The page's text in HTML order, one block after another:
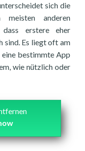
sich die
meisten anderen
dass erstere eher
sind. Es liegt oft am
eine bestimmte App
wie nützlich oder